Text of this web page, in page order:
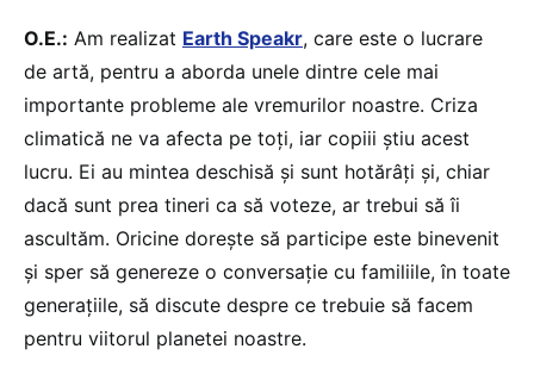
O.E.: Am realizat Earth Speakr, care este o lucrare
de artă, pentru a aborda unele dintre cele mai
importante probleme ale vremurilor noastre. Criza
climatică ne va afecta pe toți, iar copiii știu acest
lucru. Ei au mintea deschisă și sunt hotărâți și, chiar
dacă sunt prea tineri ca să voteze, ar trebui să îi
ascultăm. Oricine dorește să participe este binevenit
și sper să genereze o conversație cu familiile, în toate
generațiile, să discute despre ce trebuie să facem
pentru viitorul planetei noastre.